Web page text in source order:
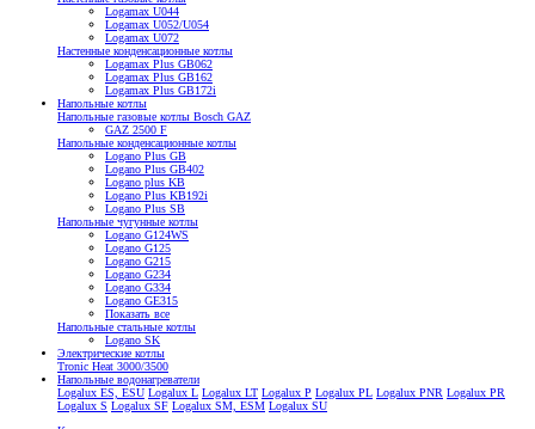
Logamax U044
Logamax U052/U054
Logamax U072
Настенные конденсационные котлы
Logamax Plus GB062
Logamax Plus GB162
Logamax Plus GB172i
Напольные котлы
Напольные газовые котлы Bosch GAZ
GAZ 2500 F
Напольные конденсационные котлы
Logano Plus GB
Logano Plus GB402
Logano plus KB
Logano Plus KB192i
Logano Plus SB
Напольные чугунные котлы
Logano G124WS
Logano G125
Logano G215
Logano G234
Logano G334
Logano GE315
Показать все
Напольные стальные котлы
Logano SK
Электрические котлы
Tronic Heat 3000/3500
Напольные водонагреватели
Logalux ES, ESU Logalux L Logalux LT Logalux P Logalux PL Logalux PNR Logalux PR
Logalux S Logalux SF Logalux SM, ESM Logalux SU